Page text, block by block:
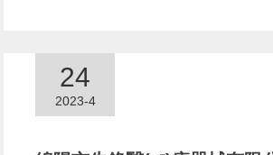
24
2023-4